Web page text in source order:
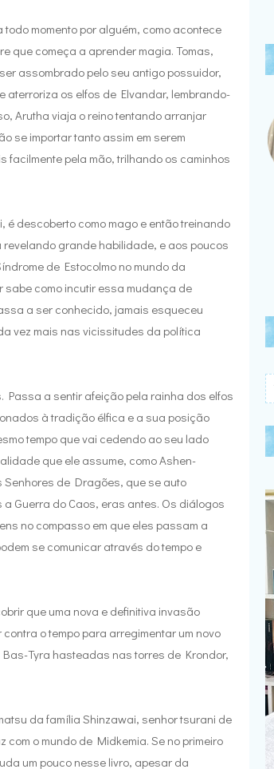
momento por alguém, como acontece
que começa a aprender magia. Tomas,
assombrado pelo seu antigo possuidor,
aterroriza os elfos de Elvandar, lembrando-
Arutha viaja o reino tentando arranjar
se importar tanto assim em serem
facilmente pela mão, trilhando os caminhos
é descoberto como mago e então treinando
grande habilidade, e aos poucos
de Estocolmo no mundo da
como incutir essa mudança de
a ser conhecido, jamais esqueceu
vez mais nas vicissitudes da política
a sentir afeição pela rainha dos elfos
à tradição élfica e a sua posição
tempo que vai cedendo ao seu lado
que ele assume, como Ashen-
de Dragões, que se auto
Guerra do Caos, eras antes. Os diálogos
no compasso em que eles passam a
se comunicar através do tempo e
que uma nova e definitiva invasão
o tempo para arregimentar um novo
Tyra hasteadas nas torres de Krondor,
da família Shinzawai, senhor tsurani de
o mundo de Midkemia. Se no primeiro
um pouco nesse livro, apesar da